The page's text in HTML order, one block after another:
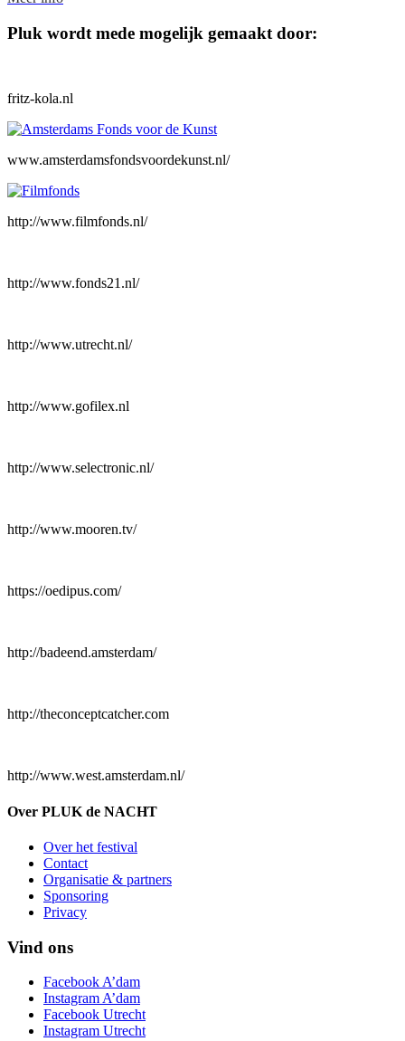
Pluk wordt mede mogelijk gemaakt door:
fritz-kola.nl
www.amsterdamsfondsvoordekunst.nl/
http://www.filmfonds.nl/
http://www.fonds21.nl/
http://www.utrecht.nl/
http://www.gofilex.nl
http://www.selectronic.nl/
http://www.mooren.tv/
https://oedipus.com/
http://badeend.amsterdam/
http://theconceptcatcher.com
http://www.west.amsterdam.nl/
Over PLUK de NACHT
Over het festival
Contact
Organisatie & partners
Sponsoring
Privacy
Vind ons
Facebook A’dam
Instagram A’dam
Facebook Utrecht
Instagram Utrecht